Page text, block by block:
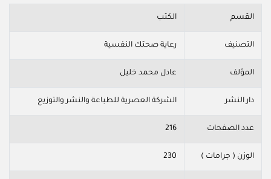
القسم الكتب
التصنيف رعاية صحتك النفسية
المؤلف عادل محمد خليل
دار النشر الشركة العصرية للطباعة والنشر والتوزيع
عدد الصفحات 216
الوزن ( جرامات ) 230